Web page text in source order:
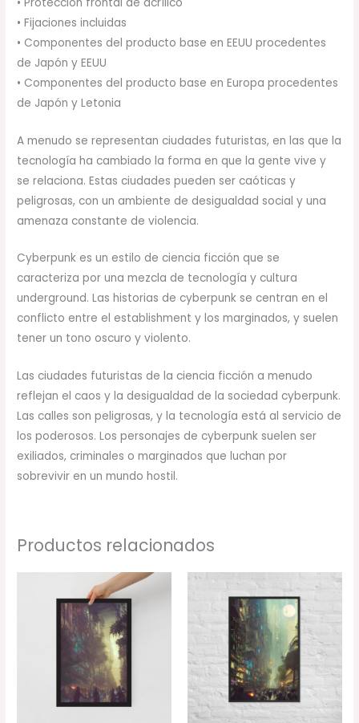
• Fijaciones incluidas
• Componentes del producto base en EEUU procedentes
de Japón y EEUU
• Componentes del producto base en Europa procedentes
de Japón y Letonia
A menudo se representan ciudades futuristas, en las que la
tecnología ha cambiado la forma en que la gente vive y
se relaciona. Estas ciudades pueden ser caóticas y
peligrosas, con un ambiente de desigualdad social y una
amenaza constante de violencia.
Cyberpunk es un estilo de ciencia ficción que se
caracteriza por una mezcla de tecnología y cultura
underground. Las historias de cyberpunk se centran en el
conflicto entre el establishment y los marginados, y suelen
tener un tono oscuro y violento.
Las ciudades futuristas de la ciencia ficción a menudo
reflejan el caos y la desigualdad de la sociedad cyberpunk.
Las calles son peligrosas, y la tecnología está al servicio de
los poderosos. Los personajes de cyberpunk suelen ser
exiliados, criminales o marginados que luchan por
sobrevivir en un mundo hostil.
Productos relacionados
Rango
de
precios:
desde
34,00 €
hasta
78,00 €
precios:
desde
34,00 €
hasta
78,00 €